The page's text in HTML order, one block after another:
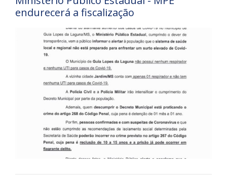
endurecerá a fiscalização